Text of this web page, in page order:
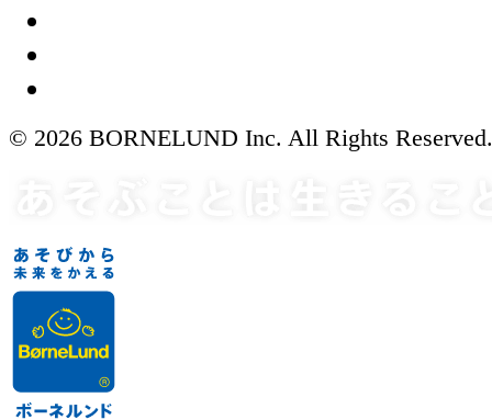
© 2026 BORNELUND Inc. All Rights Reserved.